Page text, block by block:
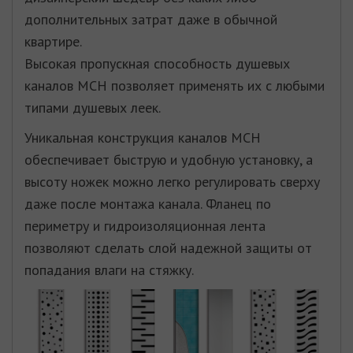
дополнительных затрат даже в обычной
квартире.
Высокая пропускная способность душевых
каналов МСН позволяет применять их с любыми
типами душевых леек.
Уникальная конструкция каналов МСН
обеспечивает быструю и удобную установку, а
высоту ножек можно легко регулировать сверху
даже после монтажа канала. Фланец по
периметру и гидроизоляционная лента
позволяют сделать слой надежной защиты от
попадания влаги на стяжку.